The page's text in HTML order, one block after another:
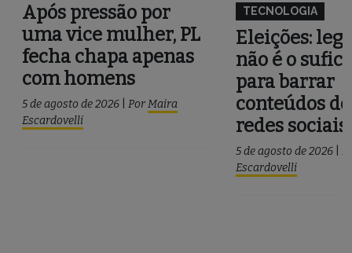
Após pressão por
uma vice mulher, PL
fecha chapa apenas
com homens
5 de agosto de 2026 PorMaira
Escardovelli
TECNOLOGIA
Eleições:
não é o
para barrar
conteúdos
redes sociais
5 de agosto de 2026
Escardovelli